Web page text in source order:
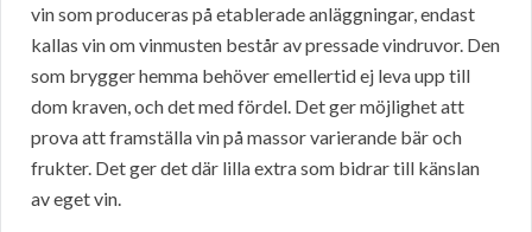
vin som produceras på etablerade anläggningar, endast
kallas vin om vinmusten består av pressade vindruvor. Den
som brygger hemma behöver emellertid ej leva upp till
dom kraven, och det med fördel. Det ger möjlighet att
prova att framställa vin på massor varierande bär och
frukter. Det ger det där lilla extra som bidrar till känslan
av eget vin.